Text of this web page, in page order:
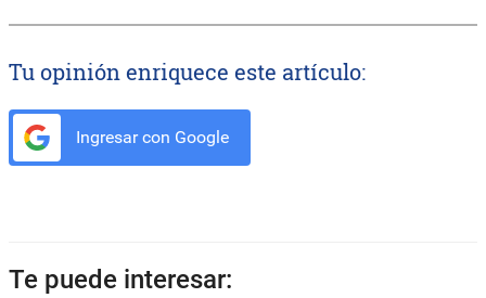
Tu opinión enriquece este artículo:
Ingresar con Google
Te puede interesar: